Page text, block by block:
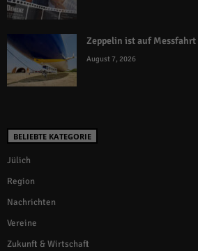
Zeppelin ist auf Messfahrt
August 7, 2026
BELIEBTE KATEGORIE
Jülich
Region
Nachrichten
Vereine
Zukunft & Wirtschaft